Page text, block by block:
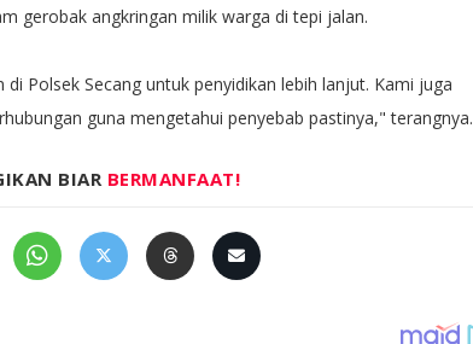
gerobak angkringan milik warga di tepi jalan.
Polsek Secang untuk penyidikan lebih lanjut. Kami juga
guna mengetahui penyebab pastinya," terangnya.
BIAR BERMANFAAT!